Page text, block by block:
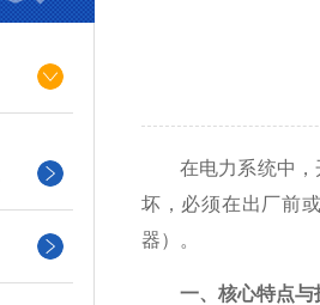
在电力系统中
坏，必须在出厂前
器）。
一、核心特点与